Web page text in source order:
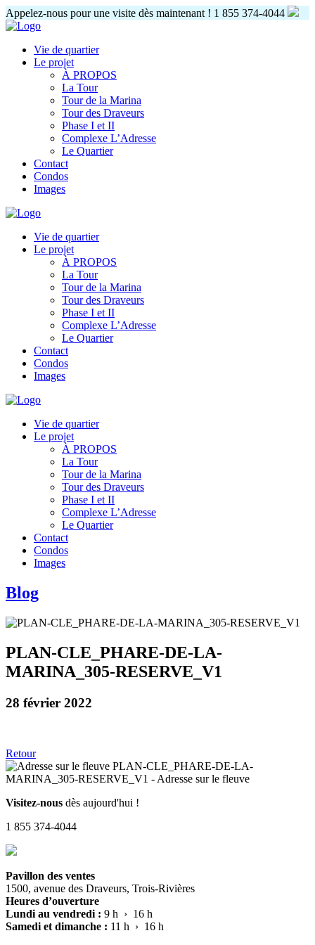
Appelez-nous pour une visite dès maintenant ! 1 855 374-4044
Vie de quartier
Le projet
À PROPOS
La Tour
Tour de la Marina
Tour des Draveurs
Phase I et II
Complexe L’Adresse
Le Quartier
Contact
Condos
Images
Vie de quartier
Le projet
À PROPOS
La Tour
Tour de la Marina
Tour des Draveurs
Phase I et II
Complexe L’Adresse
Le Quartier
Contact
Condos
Images
Vie de quartier
Le projet
À PROPOS
La Tour
Tour de la Marina
Tour des Draveurs
Phase I et II
Complexe L’Adresse
Le Quartier
Contact
Condos
Images
Blog
PLAN-CLE_PHARE-DE-LA-
MARINA_305-RESERVE_V1
28 février 2022
Retour
Visitez-nous dès aujourd'hui !
1 855 374-4044
Pavillon des ventes
1500, avenue des Draveurs, Trois-Rivières
Heures d’ouverture
Lundi au vendredi : 9 h › 16 h
Samedi et dimanche : 11 h › 16 h